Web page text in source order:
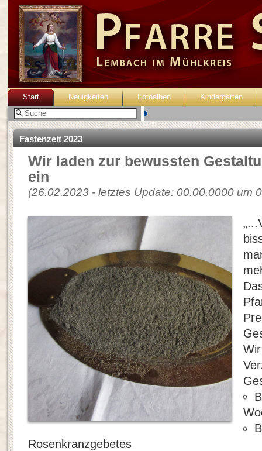
Start Neuigkeiten Fotoalben Kindergarten
Fastenzeit 2023
Wir laden zur bewussten
ein
(26.02.2023 - letztes Update: 00.00.0000 um
Rosenkranzgebetes